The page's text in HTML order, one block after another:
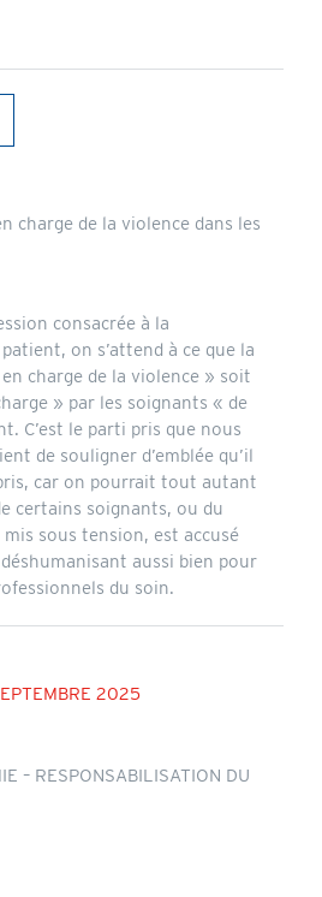
charge de la violence dans les
consacrée à la
on s’attend à ce que la
charge de la violence » soit
» par les soignants « de
C’est le parti pris que nous
de souligner d’emblée qu’il
car on pourrait tout autant
certains soignants, ou du
sous tension, est accusé
aussi bien pour
du soin.
2025
– RESPONSABILISATION DU